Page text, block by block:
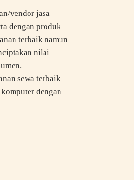
vendor jasa
dengan produk
terbaik namun
nilai
sewa terbaik
dengan